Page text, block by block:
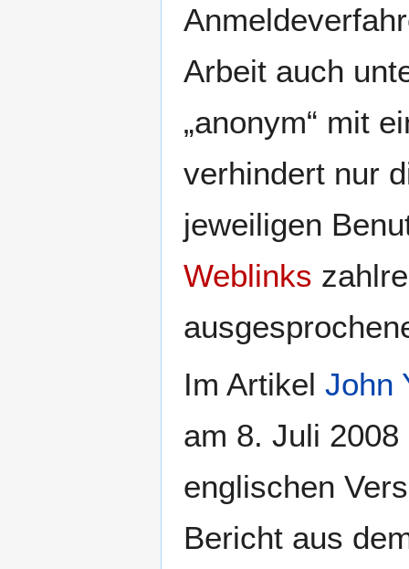
Arbeit auch
„anonym“ mit
verhindert nur
jeweiligen
Weblinks
Im Artikel John
am 8. Juli
englischen
Bericht aus